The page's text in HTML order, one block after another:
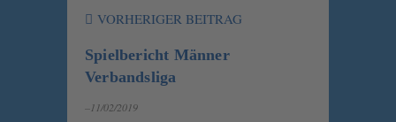
VORHERIGER BEITRAG
Spielbericht Männer
Verbandsliga
–11/02/2019